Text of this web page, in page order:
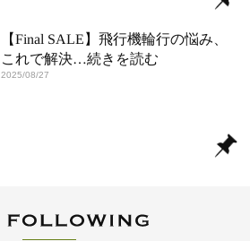
【Final SALE】飛行機輪行の悩み、
これで解決…続きを読む
2025/08/27